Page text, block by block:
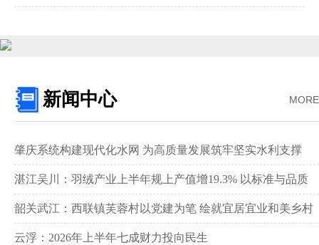
MORE
新闻中心
肇庆系统构建现代化水网 为高质量发展筑牢坚实水利支撑‌
湛江吴川：羽绒产业上半年规上产值增19.3% 以标准与品质
领跑全国赛道‌
韶关武江：西联镇芙蓉村以党建为笔 绘就宜居宜业和美乡村
新画卷‌
云浮：2026年上半年七成财力投向民生